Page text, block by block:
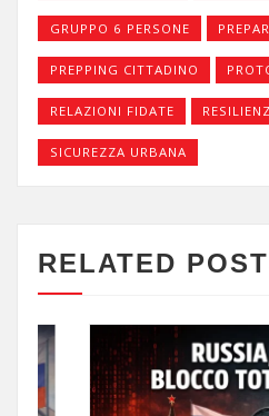
GRUPPO 6 PERSONE
PREPPING CITTADINO
RELAZIONI FIDATE
SICUREZZA URBANA
RELATED